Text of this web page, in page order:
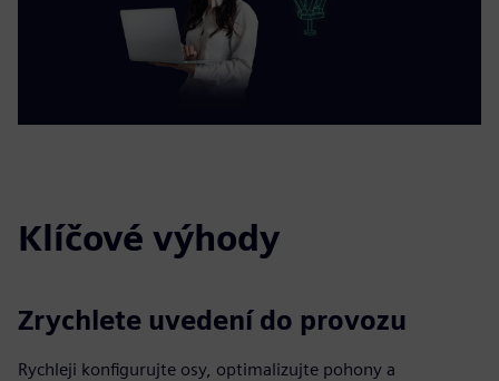
Klíčové výhody
Zrychlete uvedení do provozu
Rychleji konfigurujte osy, optimalizujte pohony a